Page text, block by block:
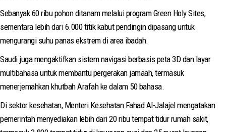
Sebanyak 60 ribu pohon ditanam melalui program Green Holy Sites,
sementara lebih dari 6.000 titik kabut pendingin dipasang untuk
mengurangi suhu panas ekstrem di area ibadah.
Saudi juga mengaktifkan sistem navigasi berbasis peta 3D dan layar
multibahasa untuk membantu pergerakan jamaah, termasuk
menerjemahkan khutbah Arafah ke dalam 50 bahasa.
Di sektor kesehatan, Menteri Kesehatan Fahad Al-Jalajel mengatakan
pemerintah menyediakan lebih dari 20 ribu tempat tidur rumah sakit,